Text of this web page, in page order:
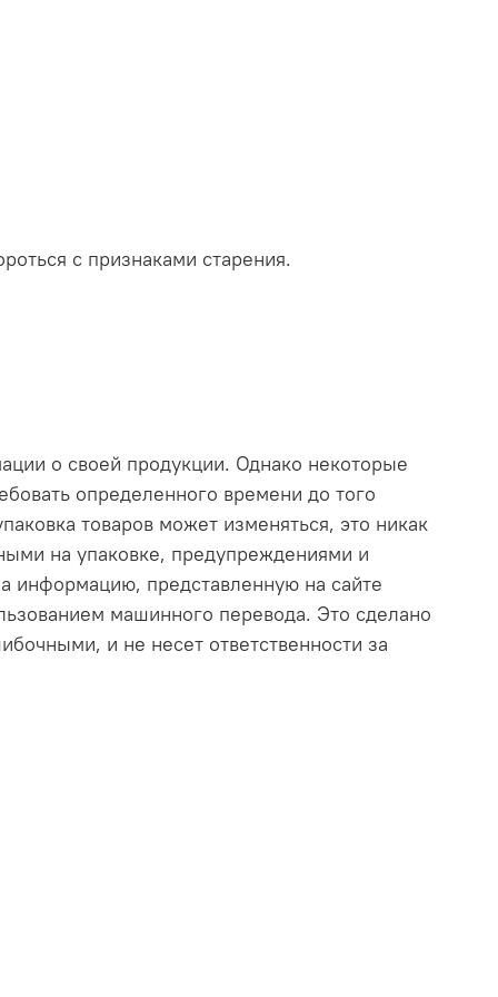
с признаками старения.
о своей продукции. Однако некоторые
определенного времени до того
товаров может изменяться, это никак
на упаковке, предупреждениями и
информацию, представленную на сайте
машинного перевода. Это сделано
и не несет ответственности за